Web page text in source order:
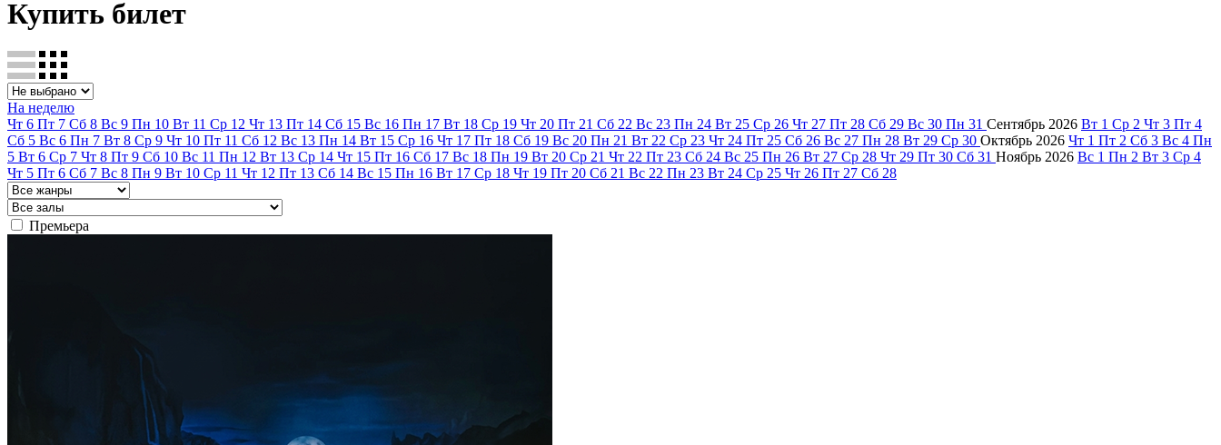
Купить билет
На неделю
Чт 6 Пт 7 Сб 8 Вс 9 Пн 10 Вт 11 Ср 12 Чт 13 Пт 14 Сб 15 Вс 16 Пн 17 Вт 18 Ср 19 Чт 20 Пт 21 Сб 22 Вс 23 Пн 24 Вт 25 Ср 26 Чт 27 Пт 28 Сб 29 Вс 30 Пн 31 Сентябрь 2026 Вт 1 Ср 2 Чт 3 Пт 4
Сб 5 Вс 6 Пн 7 Вт 8 Ср 9 Чт 10 Пт 11 Сб 12 Вс 13 Пн 14 Вт 15 Ср 16 Чт 17 Пт 18 Сб 19 Вс 20 Пн 21 Вт 22 Ср 23 Чт 24 Пт 25 Сб 26 Вс 27 Пн 28 Вт 29 Ср 30 Октябрь 2026 Чт 1 Пт 2 Сб 3 Вс 4 Пн
5 Вт 6 Ср 7 Чт 8 Пт 9 Сб 10 Вс 11 Пн 12 Вт 13 Ср 14 Чт 15 Пт 16 Сб 17 Вс 18 Пн 19 Вт 20 Ср 21 Чт 22 Пт 23 Сб 24 Вс 25 Пн 26 Вт 27 Ср 28 Чт 29 Пт 30 Сб 31 Ноябрь 2026 Вс 1 Пн 2 Вт 3 Ср 4
Чт 5 Пт 6 Сб 7 Вс 8 Пн 9 Вт 10 Ср 11 Чт 12 Пт 13 Сб 14 Вс 15 Пн 16 Вт 17 Ср 18 Чт 19 Пт 20 Сб 21 Вс 22 Пн 23 Вт 24 Ср 25 Чт 26 Пт 27 Сб 28
Премьера